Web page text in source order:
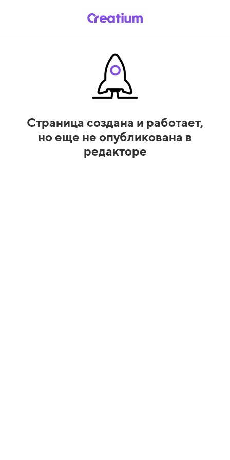
Страница создана и работает,
но еще не опубликована в
редакторе